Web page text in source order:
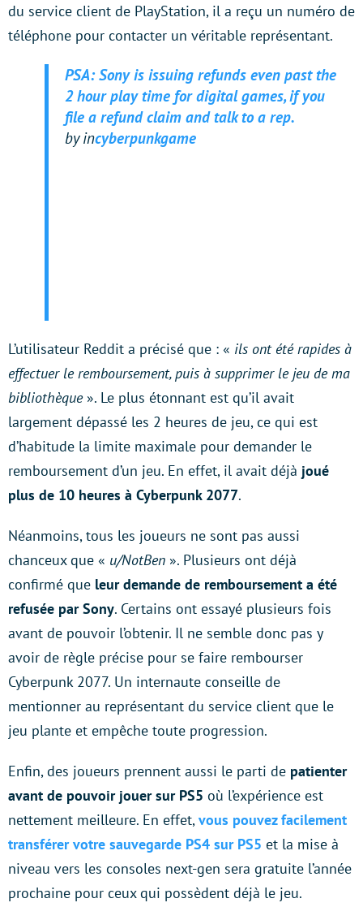
du service client de PlayStation, il a reçu un numéro de
téléphone pour contacter un véritable représentant.
PSA: Sony is issuing refunds even past the
2 hour play time for digital games, if you
file a refund claim and talk to a rep.
byincyberpunkgame
L’utilisateur Reddit a précisé que : « ils ont été rapides à
effectuer le remboursement, puis à supprimer le jeu de ma
bibliothèque ». Le plus étonnant est qu’il avait
largement dépassé les 2 heures de jeu, ce qui est
d’habitude la limite maximale pour demander le
remboursement d’un jeu. En effet, il avait déjà joué
plus de 10 heures à Cyberpunk 2077.
Néanmoins, tous les joueurs ne sont pas aussi
chanceux que « u/NotBen ». Plusieurs ont déjà
confirmé que leur demande de remboursement a été
refusée par Sony. Certains ont essayé plusieurs fois
avant de pouvoir l’obtenir. Il ne semble donc pas y
avoir de règle précise pour se faire rembourser
Cyberpunk 2077. Un internaute conseille de
mentionner au représentant du service client que le
jeu plante et empêche toute progression.
Enfin, des joueurs prennent aussi le parti de patienter
avant de pouvoir jouer sur PS5 où l’expérience est
nettement meilleure. En effet,vous pouvez facilement
transférer votre sauvegarde PS4 sur PS5 et la mise à
niveau vers les consoles next-gen sera gratuite l’année
prochaine pour ceux qui possèdent déjà le jeu.